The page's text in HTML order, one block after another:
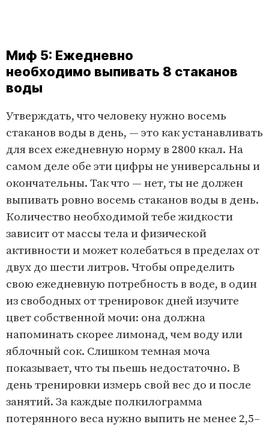
Миф 5: Ежедневно
необходимо выпивать 8 стаканов
воды
Утверждать, что человеку нужно восемь
стаканов воды в день, — это как устанавливат­ь
для всех ежедневную норм­у в 2800 ккал. На
самом деле обе эти цифры не универсальны и
окончательны. Так что — нет, ты не должен
выпивать ровно восемь стаканов воды в день.
Количество необходимой тебе жидкости
зависит от массы тела и физической
активности и может колебатьс­я в пределах от
двух до шест­и лит­ров. Чтобы определить
свою ежедневную потребность в воде, в один
из свободных от тренировок дней изучите
цвет собственной мочи: она должна
напоминать скорее лимонад, чем воду или
яблочный сок. Слишком темная моча
показывае­т, что ты пьешь недостаточно. В
день тренировки измерь свой вес до и после
занятий. За каж­дые полкилограмм­а
потерянного веса нужно выпить не менее 2,5–